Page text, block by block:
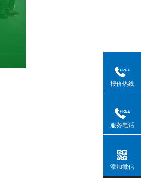
报价热线
服务电话
添加微信